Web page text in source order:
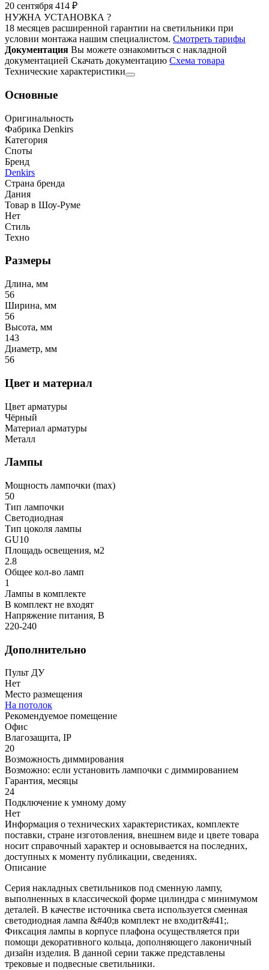
20 сентября 414 ₽
НУЖНА УСТАНОВКА ?
18 месяцев расширенной гарантии на светильники при
условии монтажа нашим специалистом. Смотреть тарифы
Документация Вы можете ознакомиться с накладной
документацией Скачать документацию Cхема товара
Технические характеристики
Основные
Оригинальность
Фабрика Denkirs
Категория
Споты
Бренд
Denkirs
Страна бренда
Дания
Товар в Шоу-Руме
Нет
Стиль
Техно
Размеры
Длина, мм
56
Ширина, мм
56
Высота, мм
143
Диаметр, мм
56
Цвет и материал
Цвет арматуры
Чёрный
Материал арматуры
Металл
Лампы
Мощность лампочки (max)
50
Тип лампочки
Светодиодная
Тип цоколя лампы
GU10
Площадь освещения, м2
2.8
Общее кол-во ламп
1
Лампы в комплекте
В комплект не входят
Напряжение питания, В
220-240
Дополнительно
Пульт ДУ
Нет
Место размещения
На потолок
Рекомендуемое помещение
Офис
Влагозащита, IP
20
Возможность диммирования
Возможно: если установить лампочки с диммированием
Гарантия, месяцы
24
Подключение к умному дому
Нет
Информация о технических характеристиках, комплекте
поставки, стране изготовления, внешнем виде и цвете товара
носит справочный характер и основывается на последних,
доступных к моменту публикации, сведениях.
Описание
Серия накладных светильников под сменную лампу,
выполненных в классической форме цилиндра с минимумом
деталей. В качестве источника света используется сменная
светодиодная лампа &#40;в комплект не входит&#41;.
Фиксация лампы в корпусе плафона осуществляется при
помощи декоративного кольца, дополняющего лаконичный
дизайн изделия. В данной серии также представлены
трековые и подвесные светильники.